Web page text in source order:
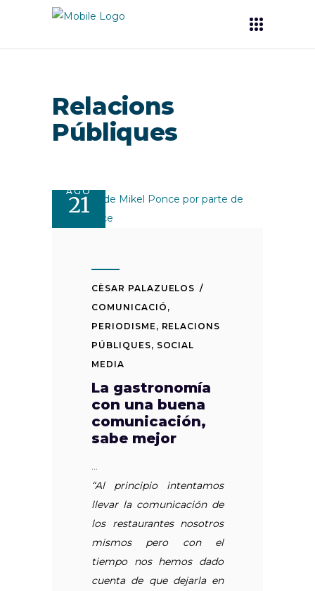
Relacions
Públiques
AGO
21
CÈSAR PALAZUELOS
COMUNICACIÓ ,
PERIODISME, RELACIONS
PÚBLIQUES, SOCIAL
MEDIA
La gastronomía
con una buena
comunicación,
sabe mejor
“Al principio intentamos
llevar la comunicación de
los restaurantes nosotros
mismos pero con el
tiempo nos hemos dado
cuenta de que dejarla en